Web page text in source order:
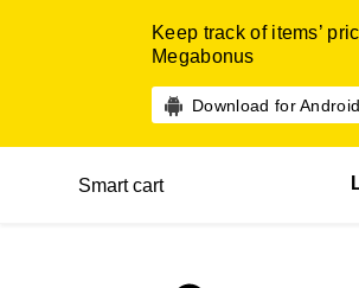
Keep track of items’
Megabonus
Download for Android
Smart cart